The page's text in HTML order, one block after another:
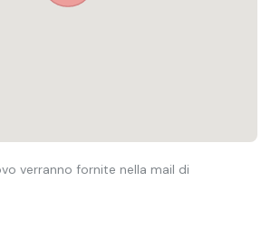
verranno fornite nella mail di